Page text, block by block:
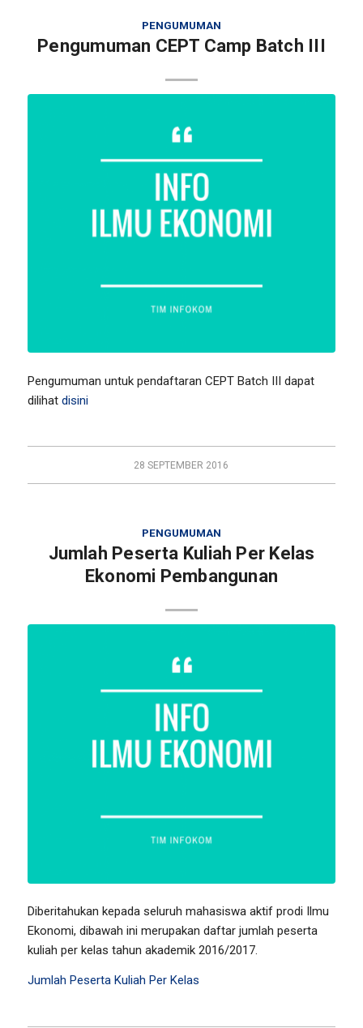
PENGUMUMAN
Pengumuman CEPT Camp Batch III
Pengumuman untuk pendaftaran CEPT Batch III dapat
dilihat disini
28 SEPTEMBER 2016
PENGUMUMAN
Jumlah Peserta Kuliah Per Kelas
Ekonomi Pembangunan
Diberitahukan kepada seluruh mahasiswa aktif prodi Ilmu
Ekonomi, dibawah ini merupakan daftar jumlah peserta
kuliah per kelas tahun akademik 2016/2017.
Jumlah Peserta Kuliah Per Kelas